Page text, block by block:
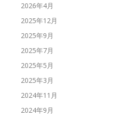
2026年4月
2025年12月
2025年9月
2025年7月
2025年5月
2025年3月
2024年11月
2024年9月